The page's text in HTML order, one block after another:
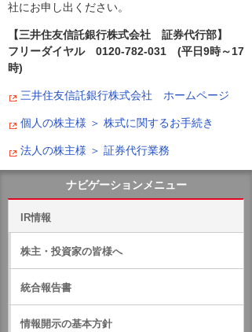
社にお申し出ください。
【三井住友信託銀行株式会社 証券代行部】
フリーダイヤル 0120-782-031 (平日9時～17
時)
三井住友信託銀行株式会社 ホームページ
個人の株主様 ＞ 株式に関するお手続き
法人の株主様 ＞ 証券代行業務
ナビゲーションメニュー
IR情報
株主・投資家の皆様へ
統合報告書
情報開示の基本方針